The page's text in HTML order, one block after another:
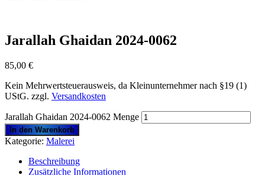
Jarallah Ghaidan 2024-0062
85,00 €
Kein Mehrwertsteuerausweis, da Kleinunternehmer nach §19 (1)
UStG. zzgl. Versandkosten
Jarallah Ghaidan 2024-0062 Menge
In den Warenkorb
Kategorie: Malerei
Beschreibung
Zusätzliche Informationen